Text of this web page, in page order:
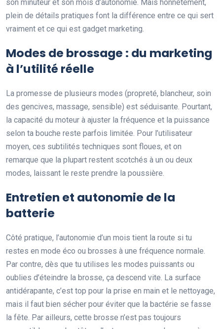
son minuteur et son mois d’autonomie. Mais honnêtement,
plein de détails pratiques font la différence entre ce qui sert
vraiment et ce qui est gadget marketing.
Modes de brossage : du marketing
à l’utilité réelle
La promesse de plusieurs modes (propreté, blancheur, soin
des gencives, massage, sensible) est séduisante. Pourtant,
la capacité du moteur à ajuster la fréquence et la puissance
selon ta bouche reste parfois limitée. Pour l’utilisateur
moyen, ces subtilités techniques sont floues, et on
remarque que la plupart restent scotchés à un ou deux
modes, laissant le reste prendre la poussière.
Entretien et autonomie de la
batterie
Côté pratique, l’autonomie d’un mois tient la route si tu
restes en mode éco ou brosses à une fréquence normale.
Par contre, dès que tu utilises les modes puissants ou
oublies d’éteindre la brosse, ça descend vite. La surface
antidérapante, c’est top pour la prise en main et le nettoyage,
mais il faut bien sécher pour éviter que la bactérie se fasse
la fête. Par ailleurs, cette brosse n’est pas toujours